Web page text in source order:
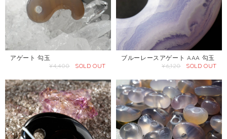
アゲート 勾玉
¥4,400
SOLD OUT
ブルーレースアゲート AAA 勾玉
¥6,120
SOLD OUT